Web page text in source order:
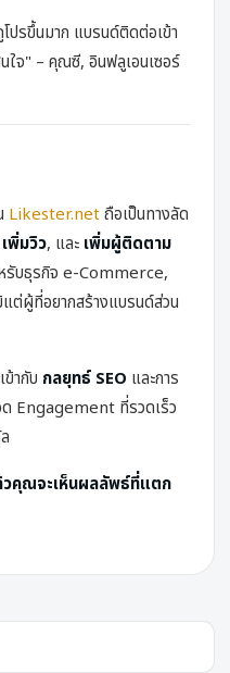
ปรขึ้นมาก แบรนด์ติดต่อเข้า
ใจ" – คุณซี, อินฟลูเอนเซอร์
Likester.netถือเป็นทางลัด
เพิ่มวิว, และ เพิ่มผู้ติดตาม
หรับธุรกิจ e-Commerce,
ต่ผู้ที่อยากสร้างแบรนด์ส่วน
ากับ กลยุทธ์ SEO และการ
Engagement ที่รวดเร็ว
คุณจะเห็นผลลัพธ์ที่แตก